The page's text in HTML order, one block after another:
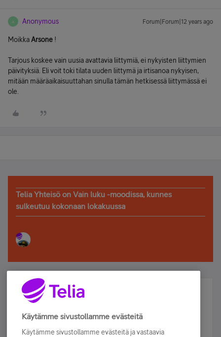
A Anonymous Forum|Forum|12 years ago
MoikkaArsone !
Tarjous koskee vain uusia avattavia liittymiä, ei nykyisten liittymien
päivityksiä. Eli voit toki tilata uuden liittymä ja irtisanoa nykyisen,
mitään määräaikaisuuttahan sinulla tämän hetkisessä liittymässä ei
ole.
Telia Yhteisö on Vain luku -moodissa, kunnes
sulkeutuu kokonaan lokakuussa
Älä jää paitsi – osallistu ja voita!
Tilaa Telian uutiskirje ja olet mukana arvonnassa.
Käytämme sivustollamme evästeitä
Käytämme sivustollamme evästeitä ja vastaavia